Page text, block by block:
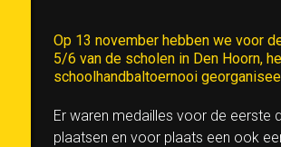
Op 13 november hebben we voor
5/6 van de scholen in Den Hoorn,
schoolhandbaltoernooi
Er waren medailles voor de eerste
plaatsen en voor plaats een ook